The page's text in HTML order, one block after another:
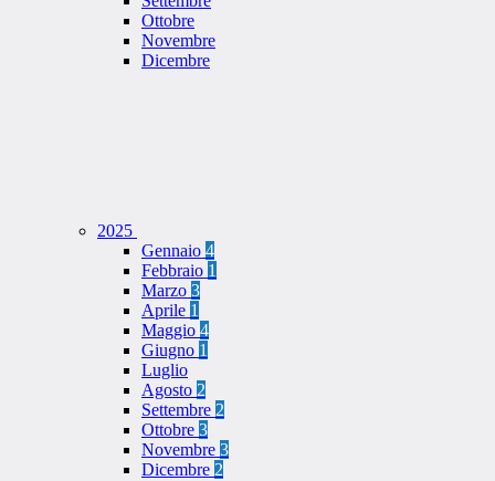
Ottobre
Novembre
Dicembre
2025
Gennaio 4
Febbraio 1
Marzo 3
Aprile 1
Maggio 4
Giugno 1
Luglio
Agosto 2
Settembre 2
Ottobre 3
Novembre 3
Dicembre 2